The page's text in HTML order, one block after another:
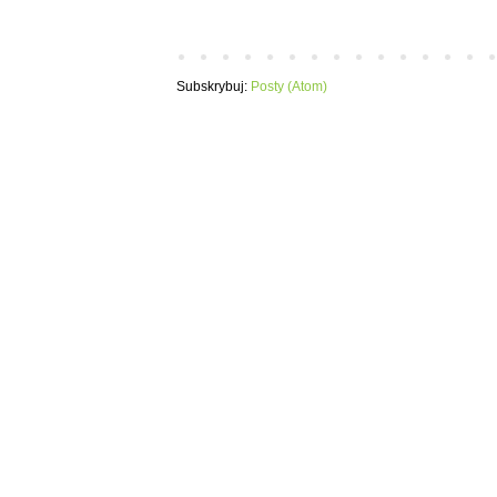
Subskrybuj: Posty (Atom)